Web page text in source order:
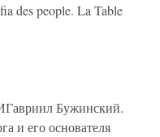
des people. La Table
Бужинский.
и его основателя